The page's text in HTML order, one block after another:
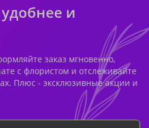
и
заказ мгновенно,
с флористом и отслеживайте
Плюс - эксклюзивные акции и